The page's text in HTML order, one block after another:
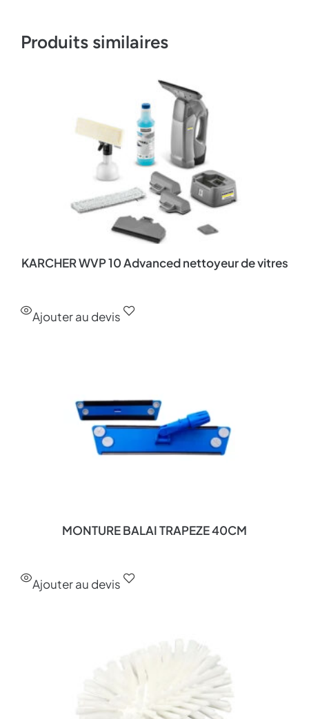
Produits similaires
KARCHER WVP 10 Advanced nettoyeur de vitres
Ajouter au devis
MONTURE BALAI TRAPEZE 40CM
Ajouter au devis